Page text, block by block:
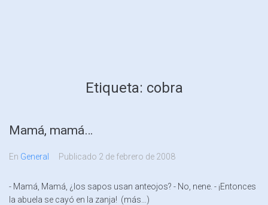
Etiqueta: cobra
Mamá, mamá…
En General Publicado 2 de febrero de 2008
- Mamá, Mamá, ¿los sapos usan anteojos? - No, nene. - ¡Entonces
la abuela se cayó en la zanja! (más…)